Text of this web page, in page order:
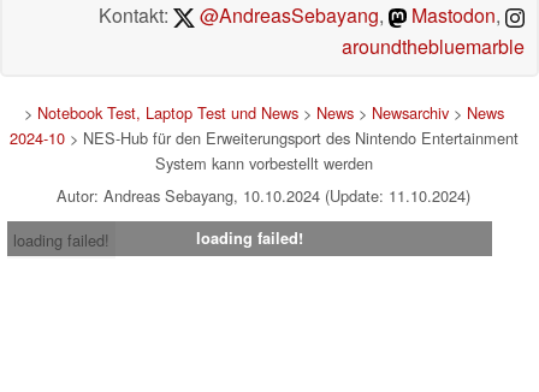
Kontakt:
@AndreasSebayang, Mastodon,
aroundthebluemarble
> Notebook Test, Laptop Test und News> News> Newsarchiv> News
2024-10> NES-Hub für den Erweiterungsport des Nintendo Entertainment
System kann vorbestellt werden
Autor: Andreas Sebayang, 10.10.2024 (Update: 11.10.2024)
loading failed!
loading failed!